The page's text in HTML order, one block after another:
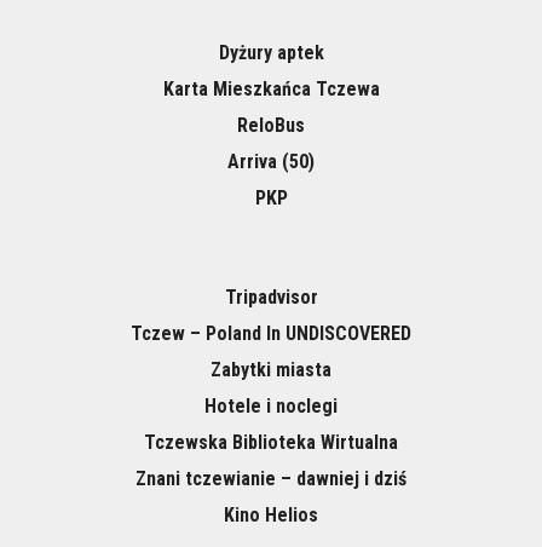
Dyżury aptek
Karta Mieszkańca Tczewa
ReloBus
Arriva (50)
PKP
Tripadvisor
Tczew – Poland In UNDISCOVERED
Zabytki miasta
Hotele i noclegi
Tczewska Biblioteka Wirtualna
Znani tczewianie – dawniej i dziś
Kino Helios